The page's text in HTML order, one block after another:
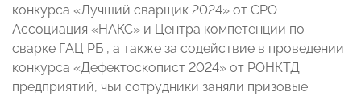
конкурса «Лучший сварщик 2024» от СРО
Ассоциация «НАКС» и Центра компетенции по
сварке ГАЦ РБ , а также за содействие в проведении
конкурса «Дефектоскопист 2024» от РОНКТД
предприятий, чьи сотрудники заняли призовые